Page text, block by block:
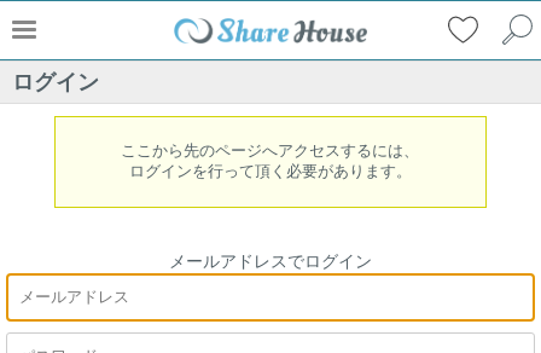
ログイン
ここから先のページへアクセスするには、
ログインを行って頂く必要があります。
メールアドレスでログイン